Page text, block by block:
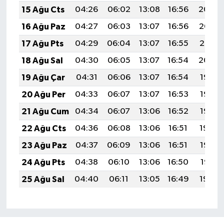
15 Ağu Cts
04:26 06:02 13:08 16:56
20:04
16 Ağu Paz
04:27 06:03 13:07 16:56
20:02
17 Ağu Pts
04:29 06:04 13:07 16:55
20:01
18 Ağu Sal
04:30 06:05 13:07 16:54
20:00
19 Ağu Çar
04:31 06:06 13:07 16:54
19:58
20 Ağu Per
04:33 06:07 13:07 16:53
19:57
21 Ağu Cum
04:34 06:07 13:06 16:52
19:55
22 Ağu Cts
04:36 06:08 13:06 16:51
19:54
23 Ağu Paz
04:37 06:09 13:06 16:51
19:52
24 Ağu Pts
04:38 06:10 13:06 16:50
19:51
25 Ağu Sal
04:40 06:11 13:05 16:49 19:49